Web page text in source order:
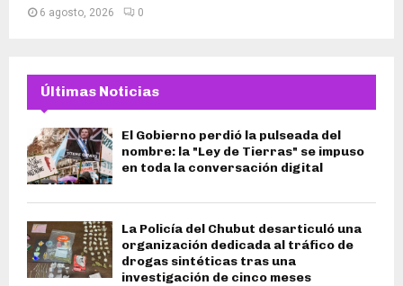
6 agosto, 2026 0
Últimas Noticias
El Gobierno perdió la pulseada del
nombre: la "Ley de Tierras" se impuso
en toda la conversación digital
La Policía del Chubut desarticuló una
organización dedicada al tráfico de
drogas sintéticas tras una
investigación de cinco meses